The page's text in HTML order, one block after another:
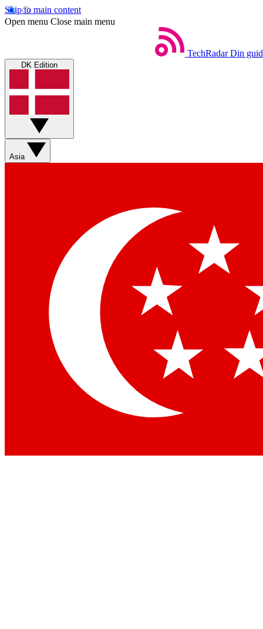
Skip to main content
Open menu Close main menu
TechRadar Din
DK Edition
Asia